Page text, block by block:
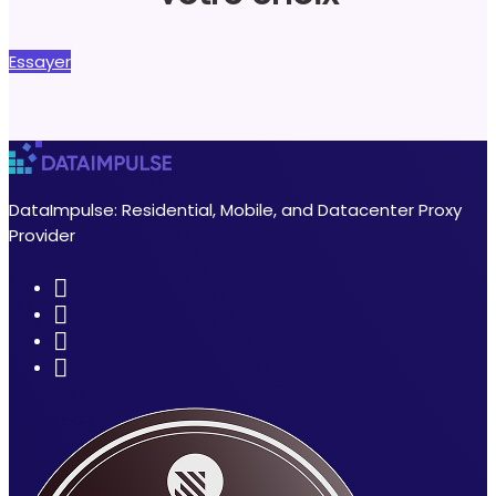
Essayer
DataImpulse: Residential, Mobile, and Datacenter Proxy
Provider